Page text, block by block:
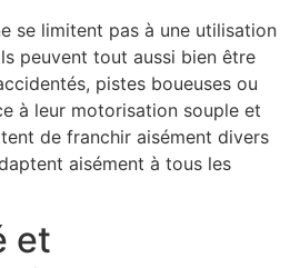
se limitent pas à une utilisation
peuvent tout aussi bien être
pistes boueuses ou
à leur motorisation souple et
de franchir aisément divers
aisément à tous les
et